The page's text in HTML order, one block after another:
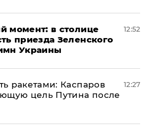
момент: в столице
приезда Зеленского
Украины
12:52
ракетами: Каспаров
цель Путина после
12:27